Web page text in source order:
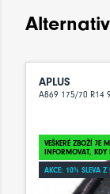
APLUS
A869 175/70 R14
VEŠKERÉ ZBOŽÍ JE
INFORMOVAT, KDY
AKCE: 10% SLEVA Z